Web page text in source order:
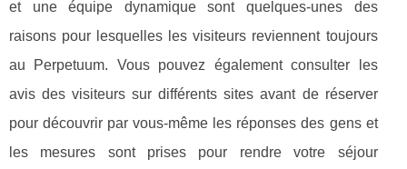
et une équipe dynamique sont quelques-unes des
raisons pour lesquelles les visiteurs reviennent toujours
au Perpetuum. Vous pouvez également consulter les
avis des visiteurs sur différents sites avant de réserver
pour découvrir par vous-même les réponses des gens et
les mesures sont prises pour rendre votre séjour